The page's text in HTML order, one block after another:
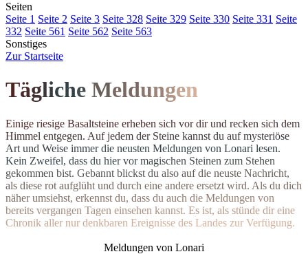
Seiten
Seite 1 Seite 2 Seite 3 Seite 328 Seite 329 Seite 330 Seite 331 Seite
332 Seite 561 Seite 562 Seite 563
Sonstiges
Zur Startseite
Tägliche Meldungen
Einige riesige Basaltsteine erheben sich vor dir und recken sich dem
Himmel entgegen. Auf jedem der Steine kannst du auf mysteriöse
Art und Weise immer die neusten Meldungen von Lonari lesen.
Kein Zweifel, dass du hier vor magischen Steinen zum Stehen
gekommen bist. Gebannt blickst du also auf die neuste Nachricht,
als diese rot aufglüht und durch eine andere ersetzt wird. Als du dich
näher umsiehst, erkennst du, dass du auch die Meldungen von
bereits vergangen Tagen einsehen kannst. Es ist, als stünde dir eine
Chronik aller nur denkbaren Ereignisse des Landes zur Verfügung.
Meldungen von Lonari